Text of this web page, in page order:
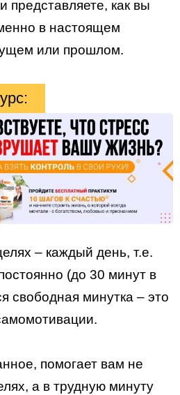
представляете, как вы
в настоящем
или прошлом.
– каждый день, т.е.
(до 30 минут в
свободная минутка – это
помогает вам не
а в трудную минуту